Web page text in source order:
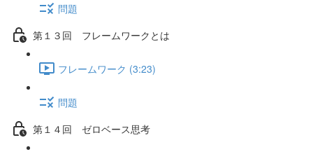
問題
第１３回 フレームワークとは
フレームワーク (3:23)
問題
第１４回 ゼロベース思考